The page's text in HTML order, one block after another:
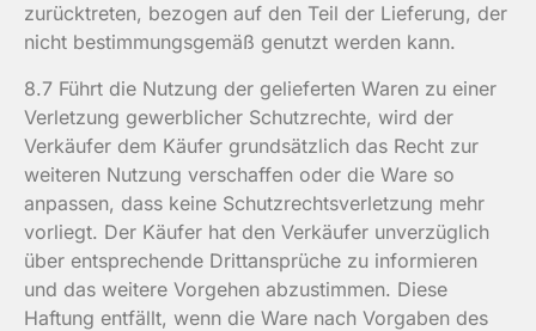
zurücktreten, bezogen auf den Teil der Lieferung, der
nicht bestimmungsgemäß genutzt werden kann.
8.7 Führt die Nutzung der gelieferten Waren zu einer
Verletzung gewerblicher Schutzrechte, wird der
Verkäufer dem Käufer grundsätzlich das Recht zur
weiteren Nutzung verschaffen oder die Ware so
anpassen, dass keine Schutzrechtsverletzung mehr
vorliegt. Der Käufer hat den Verkäufer unverzüglich
über entsprechende Drittansprüche zu informieren
und das weitere Vorgehen abzustimmen. Diese
Haftung entfällt, wenn die Ware nach Vorgaben des